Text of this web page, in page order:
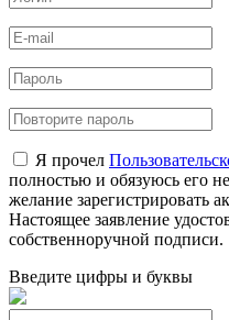
Я прочел
полностью и обязуюсь его
желание зарегистрировать
Настоящее заявление
собственноручной подписи.
Введите цифры и буквы